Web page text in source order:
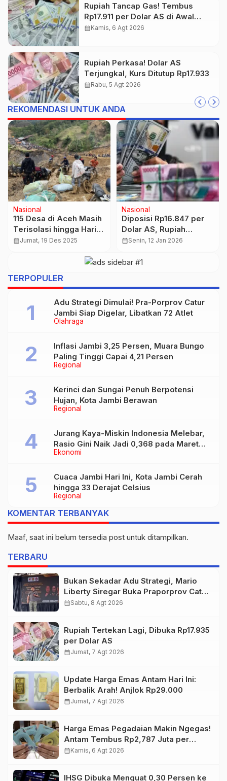
Rupiah Tancap Gas! Tembus
Rp17.911 per Dolar AS di Awal
Perdagangan
calendar_monthKamis, 6 Agt 2026
Rupiah Perkasa! Dolar AS
Terjungkal, Kurs Ditutup Rp17.933
calendar_monthRabu, 5 Agt 2026
REKOMENDASI UNTUK ANDA
Otobiz
2028, Indonesia Punya
Mobil Buatan Sendiri
calendar_monthSelasa, 21 Okt 2025
Peluang Usaha
12 Ide Jualan Ramadhan
Modal Rp200 Ribu,
Laris dan Untung Besar
calendar_monthKamis, 26 Feb 2026
TERPOPULER
Olahraga
Adu Strategi Dimulai! Pra-Porprov Catur
Jambi Siap Digelar, Libatkan 72 Atlet
Regional
Inflasi Jambi 3,25 Persen, Muara Bungo
Paling Tinggi Capai 4,21 Persen
Regional
Kerinci dan Sungai Penuh Berpotensi
Hujan, Kota Jambi Berawan
Ekonomi
Jurang Kaya-Miskin Indonesia Melebar,
Rasio Gini Naik Jadi 0,368 pada Maret
2026
Regional
Cuaca Jambi Hari Ini, Kota Jambi Cerah
hingga 33 Derajat Celsius
KOMENTAR TERBANYAK
Maaf, saat ini belum tersedia post untuk ditampilkan.
TERBARU
Bukan Sekadar Adu Strategi, Mario
Liberty Siregar Buka Praporprov Catur
Jambi
calendar_monthSabtu, 8 Agt 2026
Rupiah Tertekan Lagi, Dibuka Rp17.935
per Dolar AS
calendar_monthJumat, 7 Agt 2026
Update Harga Emas Antam Hari Ini:
Berbalik Arah! Anjlok Rp29.000
calendar_monthJumat, 7 Agt 2026
Harga Emas Pegadaian Makin Ngegas!
Antam Tembus Rp2,787 Juta per
Gram
calendar_monthKamis, 6 Agt 2026
IHSG Dibuka Menguat 0,30 Persen ke